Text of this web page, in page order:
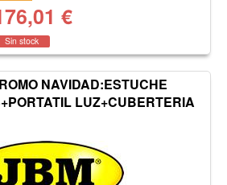
€
Sin stock
NAVIDAD:ESTUCHE
LUZ+CUBERTERIA